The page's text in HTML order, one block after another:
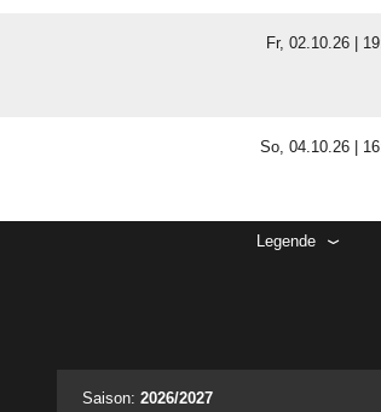
Fr, 02.10.26 |
So, 04.10.26 |
Legende
Saison: 2026/2027